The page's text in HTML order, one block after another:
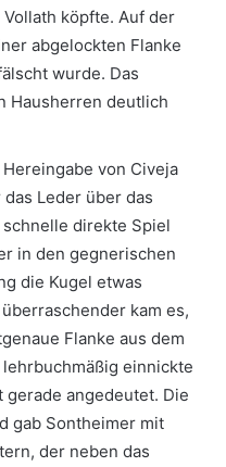
köpfte. Auf der
abgelockten Flanke
wurde. Das
Hausherren deutlich
von Civeja
Leder über das
direkte Spiel
in den gegnerischen
die Kugel etwas
kam es,
Flanke aus dem
einnickte
gerade angedeutet. Die
gab Sontheimer mit
der neben das